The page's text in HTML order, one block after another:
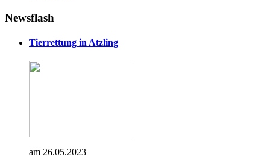
Newsflash
Tierrettung in Atzling
am 26.05.2023